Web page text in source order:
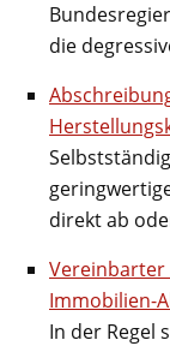
die
direkt ab
Vereinbarter
Immobilien-
In der Regel